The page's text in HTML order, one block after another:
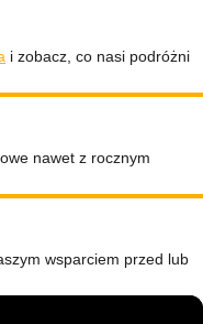
i zobacz, co nasi podróżni
nawet z rocznym
wsparciem przed lub